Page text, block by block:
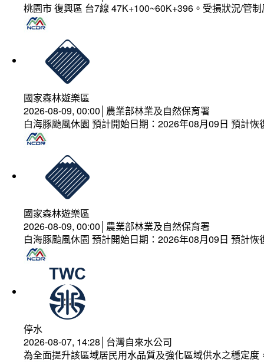
桃園市 復興區 台7線 47K+100~60K+396。受損狀況/管
國家森林遊樂區
2026-08-09, 00:00│農業部林業及自然保育署
白海豚颱風休園 預計開始日期：2026年08月09日 預計
國家森林遊樂區
2026-08-09, 00:00│農業部林業及自然保育署
白海豚颱風休園 預計開始日期：2026年08月09日 預計
停水
2026-08-07, 14:28│台灣自來水公司
為全面提升該區域居民用水品質及強化區域供水之穩定